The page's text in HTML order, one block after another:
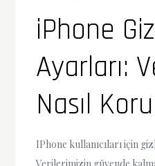
iPhone
Ayarları:
Nasıl
IPhone kullanıcıları için